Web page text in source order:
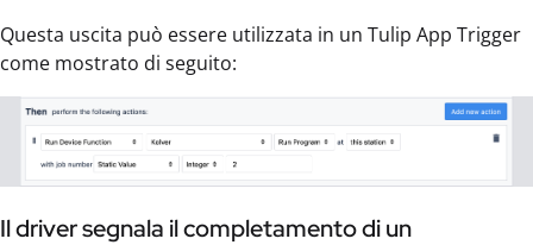
Questa uscita può essere utilizzata in un Tulip App Trigger
come mostrato di seguito:
Il driver segnala il completamento di un